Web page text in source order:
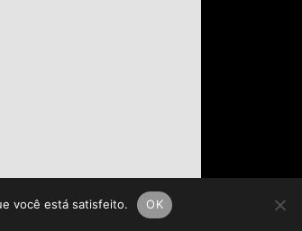
você está satisfeito. OK